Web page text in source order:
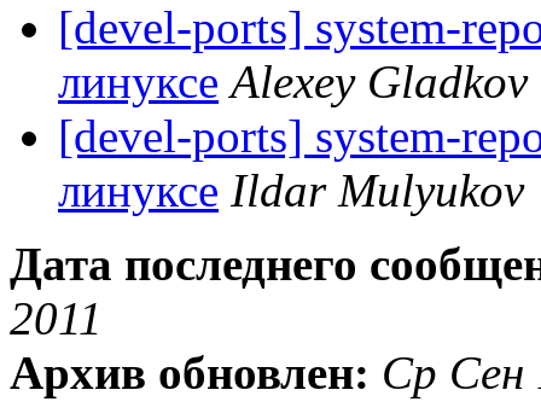
[devel-ports] system-
линуксе Alexey Gladkov
[devel-ports] system-
линуксе Ildar Mulyukov
Дата последнего
2011
Архив обновлен: Ср Сен